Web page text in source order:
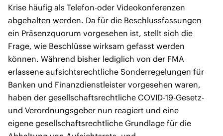
Krise häufig als Telefon-oder Videokonferenzen
abgehalten werden. Da für die Beschlussfassungen
ein Präsenzquorum vorgesehen ist, stellt sich die
Frage, wie Beschlüsse wirksam gefasst werden
können. Während bisher lediglich von der FMA
erlassene aufsichtsrechtliche Sonderregelungen für
Banken und Finanzdienstleister vorgesehen waren,
haben der gesellschaftsrechtliche COVID-19-Gesetz-
und Verordnungsgeber nun reagiert und eine
eigene gesellschaftsrechtliche Grundlage für die